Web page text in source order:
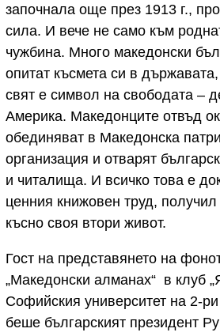
започнала още през 1913 г.,
сила. И вече не само към
чужбина. Много македонски
опитат късмета си в
свят е символ на свободата –
Америка. Македонците отвъд
обединяват в Македонска
организация и отварят
и читалища. И всичко това е
ценния книжовен труд,
късно своя втори живот.
Гост на представянето на
„Македонски алманах“ в клуб
Софийския университет на 2-
беше българският президент